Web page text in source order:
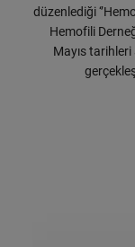
düzenlediği
Hemofili
Mayıs